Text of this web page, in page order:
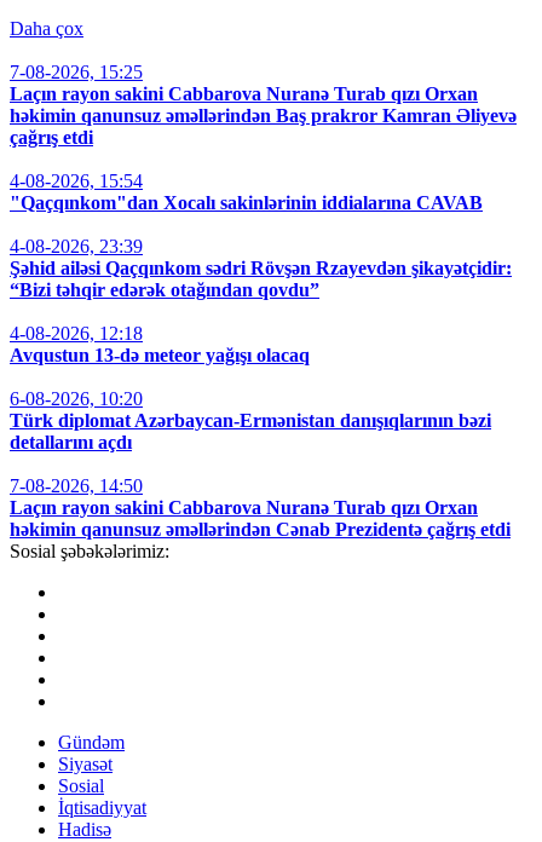
Daha çox
7-08-2026, 15:25
Laçın rayon sakini Cabbarova Nuranə Turab qızı Orxan
həkimin qanunsuz əməllərindən Baş prakror Kamran Əliyevə
çağrış etdi
4-08-2026, 15:54
"Qaçqınkom"dan Xocalı sakinlərinin iddialarına CAVAB
4-08-2026, 23:39
Şəhid ailəsi Qaçqınkom sədri Rövşən Rzayevdən şikayətçidir:
“Bizi təhqir edərək otağından qovdu”
4-08-2026, 12:18
Avqustun 13-də meteor yağışı olacaq
6-08-2026, 10:20
Türk diplomat Azərbaycan-Ermənistan danışıqlarının bəzi
detallarını açdı
7-08-2026, 14:50
Laçın rayon sakini Cabbarova Nuranə Turab qızı Orxan
həkimin qanunsuz əməllərindən Cənab Prezidentə çağrış etdi
Sosial şəbəkələrimiz:
Gündəm
Siyasət
Sosial
İqtisadiyyat
Hadisə